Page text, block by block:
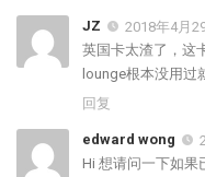
JZ
2018年4月
英国卡太渣了，这
lounge根本没用过
回复
edward wong
Hi 想请问一下如果